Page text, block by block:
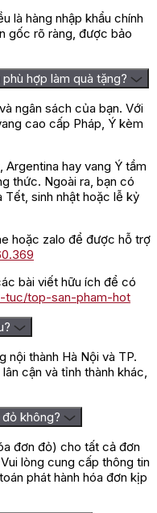
là hàng nhập khẩu chính
gốc rõ ràng, được bảo
hợp làm quà tặng?
ngân sách của bạn. Với
cao cấp Pháp, Ý kèm
hay vang Ý tầm
thức. Ngoài ra, bạn có
sinh nhật hoặc lễ kỷ
hoặc zalo để được hỗ trợ
bài viết hữu ích để có
tuc/top-san-pham-hot
nội thành Hà Nội và TP.
cận và tỉnh thành khác,
không?
đơn đỏ) cho tất cả đơn
lòng cung cấp thông tin
phát hành hóa đơn kịp